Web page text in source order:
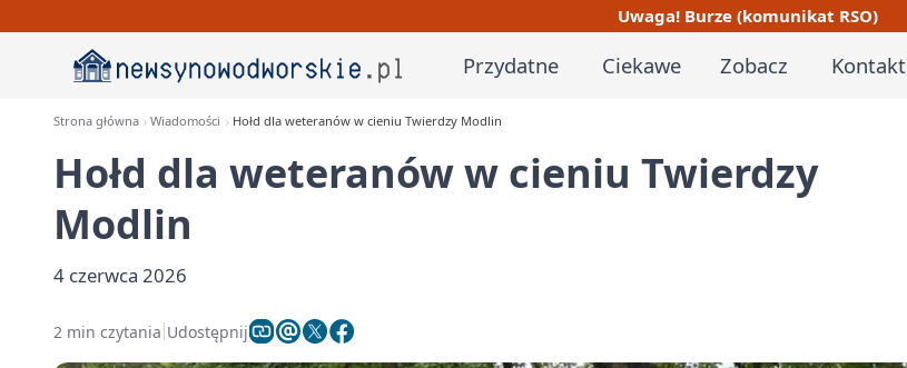
Uwaga! Burze (komunikat RSO)
Przydatne Ciekawe Zobacz Kontakt
Strona główna Wiadomości Hołd dla weteranów w cieniu Twierdzy Modlin
Hołd dla weteranów w cieniu Twierdzy
Modlin
4 czerwca 2026
2 min czytania Udostępnij